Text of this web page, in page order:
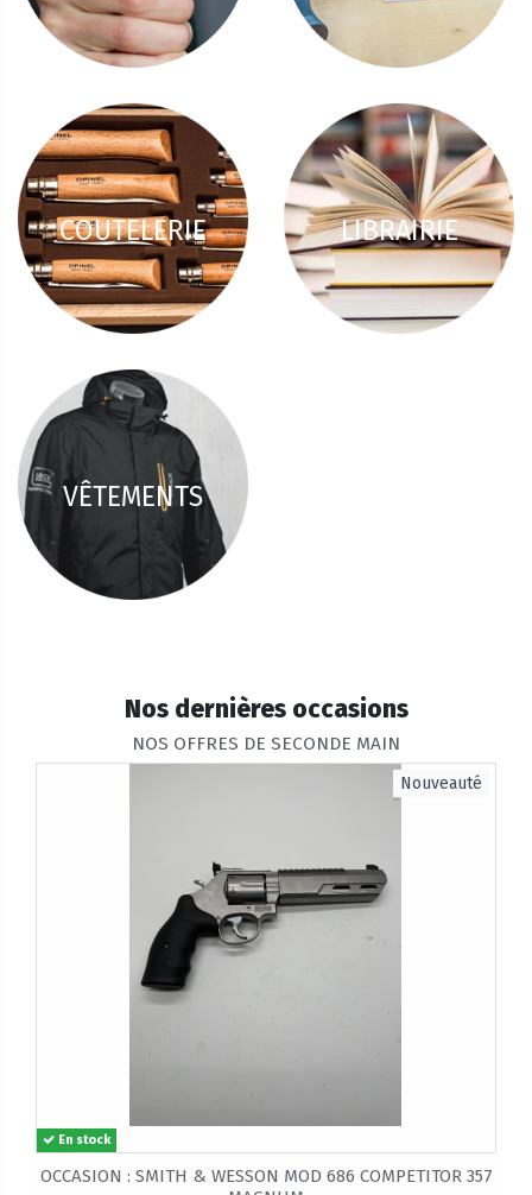
COUTELERIE LIBRAIRIE
VÊTEMENTS
Nos dernières occasions
NOS OFFRES DE SECONDE MAIN
Nouveauté
En stock
OCCASION : SMITH & WESSON MOD 686 COMPETITOR 357